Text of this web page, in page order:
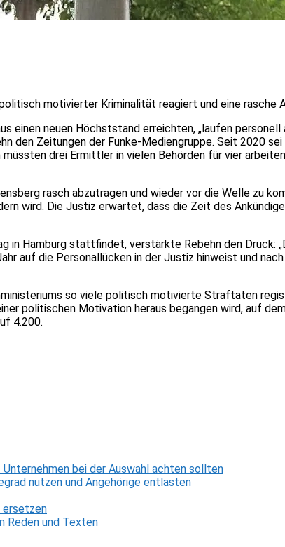
motivierter Kriminalität reagiert und eine
einen neuen Höchststand erreichten, „laufen
den Zeitungen der Funke-Mediengruppe. Seit 2020
drei Ermittler in vielen Behörden für vier
rasch abzutragen und wieder vor die Welle zu
wird. Die Justiz erwartet, dass die Zeit des
in Hamburg stattfindet, verstärkte Rebehn den
auf die Personallücken in der Justiz hinweist und
so viele politisch motivierte Straftaten
politischen Motivation heraus begangen wird, auf
4.200.
bei der Auswahl achten sollten
nutzen und Angehörige entlasten
ersetzen
Reden und Texten